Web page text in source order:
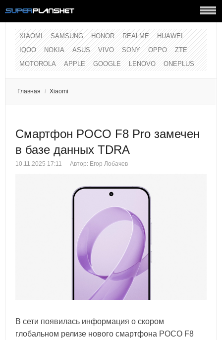
XIAOMI SAMSUNG HONOR REALME
HUAWEI
IQOO
NOKIA ASUS VIVO SONY OPPO
ZTE
MOTOROLA
APPLE GOOGLE LENOVO ONEPLUS
Главная / Xiaomi
Смартфон POCO F8 Pro замечен
в базе данных TDRA
10.11.2025 17:11 Автор: Егор Лобачев
В сети появилась информация о скором
глобальном релизе нового смартфона POCO F8